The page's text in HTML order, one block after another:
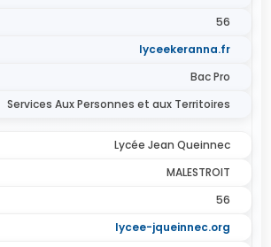
56
lyceekeranna.fr
Bac Pro
Services Aux Personnes et aux Territoires
Lycée Jean Queinnec
MALESTROIT
56
lycee-jqueinnec.org